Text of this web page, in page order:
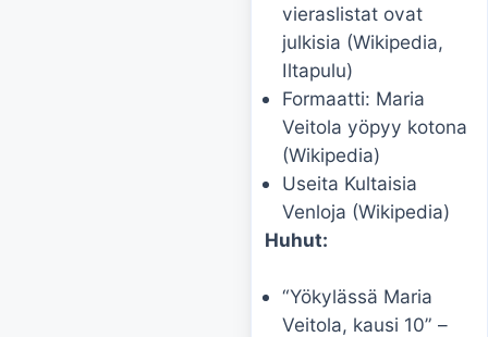
vieraslistat ovat
julkisia (Wikipedia,
Iltapulu)
Formaatti: Maria
Veitola yöpyy kotona
(Wikipedia)
Useita Kultaisia
Venloja (Wikipedia)
Huhut:
“Yökylässä Maria
Veitola, kausi 10” –